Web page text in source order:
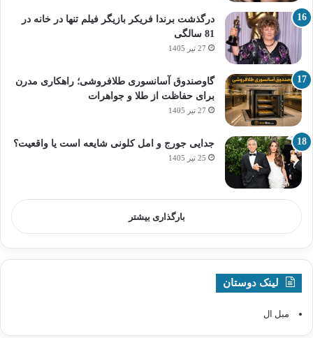
درگذشت برندا فریکر بازیگر فیلم تنها در خانه در
81 سالگی
27 تیر 1405
گاوصندوق آسانسوری طلافروشی؛ راهکاری مدرن
برای حفاظت از طلا و جواهرات
27 تیر 1405
جدایی جورج و امل کلونی شایعه است یا واقعیت؟
25 تیر 1405
بارگذاری بیشتر
لینک دوستان
مبل ال